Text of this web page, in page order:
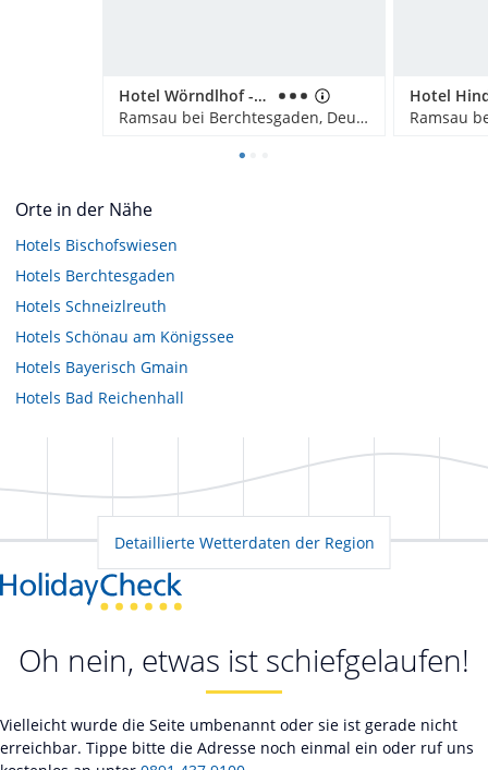
Hotel Wörndlhof - Das Refugium
Ramsau bei Berchtesgaden, Deutschland
Orte in der Nähe
Hotels Bischofswiesen
Hotels Berchtesgaden
Hotels Schneizlreuth
Hotels Schönau am Königssee
Hotels Bayerisch Gmain
Hotels Bad Reichenhall
Detaillierte Wetterdaten der Region
Oh nein, etwas ist schiefgelaufen!
Vielleicht wurde die Seite umbenannt oder sie ist gerade nicht
erreichbar. Tippe bitte die Adresse noch einmal ein oder ruf uns